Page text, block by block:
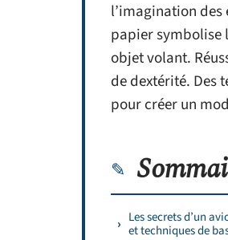
l’imagination
papier symbolise
objet volant.
de dextérité. Des
pour créer un
Les secrets d’un
et techniques de